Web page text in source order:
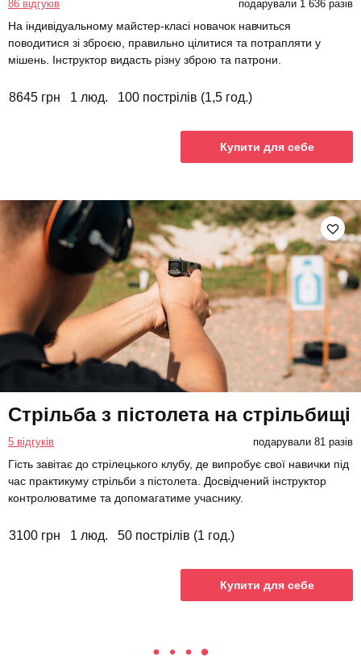
86 відгуків подарували 1 636 разів
На індивідуальному майстер-класі новачок навчиться
поводитися зі зброєю, правильно цілитися та потрапляти у
мішень. Інструктор видасть різну зброю та патрони.
8645 грн 1 люд. 100 пострілів (1,5 год.)
Купити для себе
Стрільба з пістолета на стрільбищі
5 відгуків подарували 81 разів
Гість завітає до стрілецького клубу, де випробує свої навички під
час практикуму стрільби з пістолета. Досвідчений інструктор
контролюватиме та допомагатиме учаснику.
3100 грн 1 люд. 50 пострілів (1 год.)
Купити для себе